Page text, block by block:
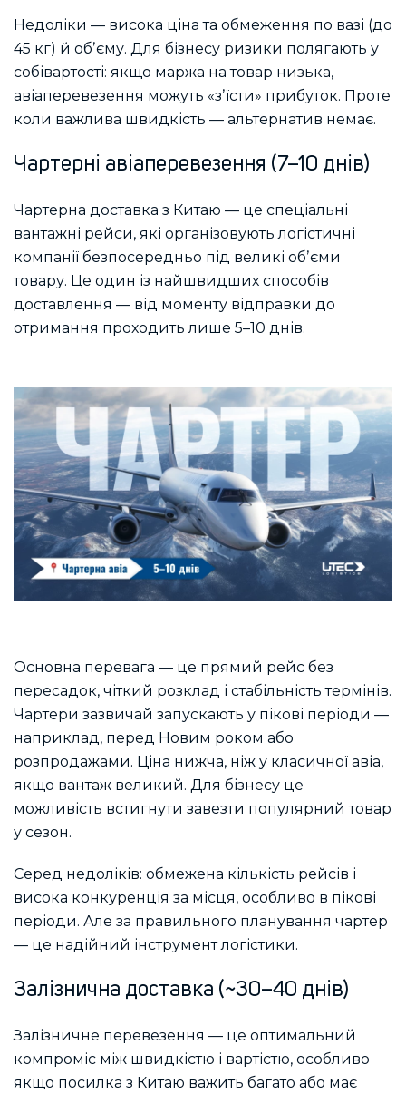
Недоліки — висока ціна та обмеження по вазі (до
45 кг) й обʼєму. Для бізнесу ризики полягають у
собівартості: якщо маржа на товар низька,
авіаперевезення можуть «зʼїсти» прибуток. Проте
коли важлива швидкість — альтернатив немає.
Чартерні авіаперевезення (7–10 днів)
Чартерна доставка з Китаю — це спеціальні
вантажні рейси, які організовують логістичні
компанії безпосередньо під великі обʼєми
товару. Це один із найшвидших способів
доставлення — від моменту відправки до
отримання проходить лише 5–10 днів.
Основна перевага — це прямий рейс без
пересадок, чіткий розклад і стабільність термінів.
Чартери зазвичай запускають у пікові періоди —
наприклад, перед Новим роком або
розпродажами. Ціна нижча, ніж у класичної авіа,
якщо вантаж великий. Для бізнесу це
можливість встигнути завезти популярний товар
у сезон.
Серед недоліків: обмежена кількість рейсів і
висока конкуренція за місця, особливо в пікові
періоди. Але за правильного планування чартер
— це надійний інструмент логістики.
Залізнична доставка (~30–40 днів)
Залізничне перевезення — це оптимальний
компроміс між швидкістю і вартістю, особливо
якщо посилка з Китаю важить багато або має